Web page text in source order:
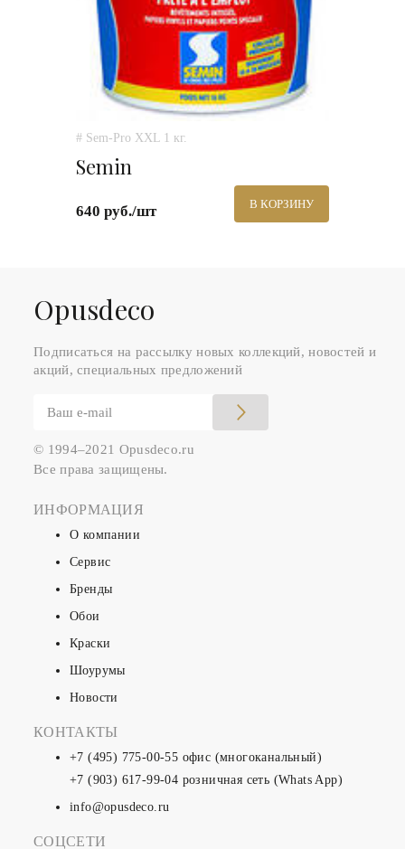
# Sem-Pro XXL 1 кг.
Semin
640 руб./шт В КОРЗИНУ
Оpusdeco
Подписаться на рассылку новых коллекций, новостей и
акций, специальных предложений
© 1994–2021 Opusdeco.ru
Все права защищены.
ИНФОРМАЦИЯ
О компании
Сервис
Бренды
Обои
Краски
Шоурумы
Новости
КОНТАКТЫ
+7 (495) 775-00-55 офис (многоканальный)
+7 (903) 617-99-04 розничная сеть (Whats App)
info@opusdeco.ru
СОЦСЕТИ